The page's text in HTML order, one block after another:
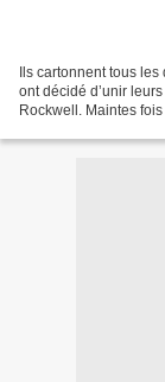
Ils cartonnent tous
ont décidé d’unir
Rockwell. Maintes